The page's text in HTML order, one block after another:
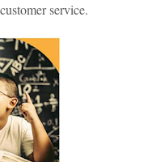
service.